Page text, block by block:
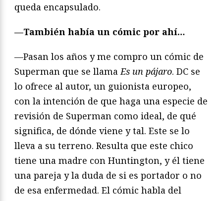
queda encapsulado.
—También había un cómic por ahí…
—Pasan los años y me compro un cómic de
Superman que se llamaEs un pájaro. DC se
lo ofrece al autor, un guionista europeo,
con la intención de que haga una especie de
revisión de Superman como ideal, de qué
significa, de dónde viene y tal. Este se lo
lleva a su terreno. Resulta que este chico
tiene una madre con Huntington, y él tiene
una pareja y la duda de si es portador o no
de esa enfermedad. El cómic habla del